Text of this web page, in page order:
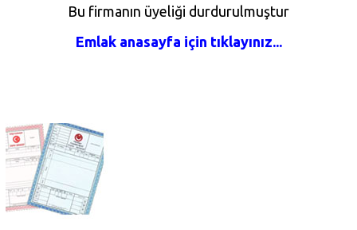
Bu firmanın üyeliği durdurulmuştur
Emlak anasayfa için tıklayınız...